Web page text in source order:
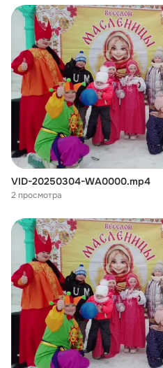
VID-20250304-WA0000.mp4
2 просмотра